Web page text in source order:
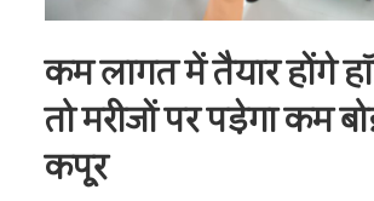
कम लागत में तैयार होंगे
तो मरीजों पर पड़ेगा कम
कपूर